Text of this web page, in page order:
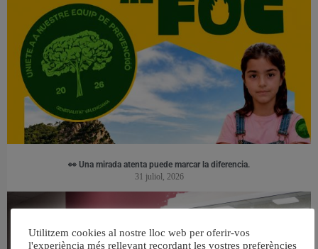
👀 Una mirada atenta puede marcar la diferencia.
31 juliol, 2026
Utilitzem cookies al nostre lloc web per oferir-vos
l'experiència més rellevant recordant les vostres preferències